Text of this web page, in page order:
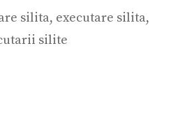
silita, executare silita,
silite